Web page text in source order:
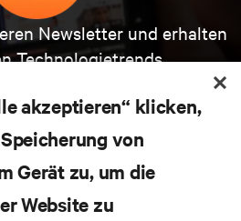
Newsletter und erhalten
Technologietrends
mit aktuellen Diskussionen
von Experten in das
Infrastrukturmanagement.
ANMELDEN
akzeptieren“ klicken,
von
Gerät zu, um die
Website zu